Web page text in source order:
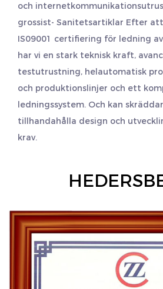
och
grossist- Sanitetsartiklar Efter
IS09001 certifiering för ledning
har vi en stark teknisk kraft,
testutrustning, helautomatisk
och produktionslinjer och ett
ledningssystem. Och kan
tillhandahålla design och
krav.